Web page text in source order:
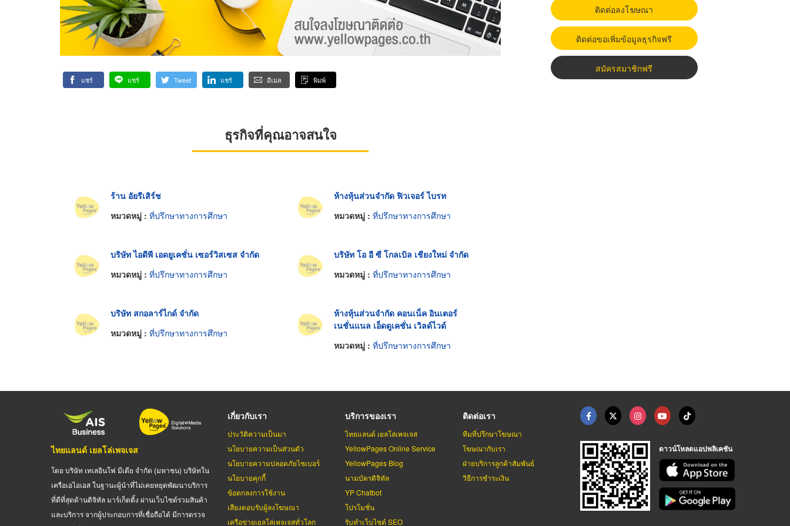
แชร์ แชร์ Tweet แชร์ อีเมล พิมพ์
ธุรกิจที่คุณอาจสนใจ
ร้าน อัยรีเสิร์ช
หมวดหมู่ : ที่ปรึกษาทางการศึกษา
ห้างหุ้นส่วนจำกัด ฟิวเจอร์ ไบรท
หมวดหมู่ : ที่ปรึกษาทางการศึกษา
บริษัท ไอดีพี เอดยูเคชั่น เซอร์วิสเซส จำกัด
หมวดหมู่ : ที่ปรึกษาทางการศึกษา
บริษัท โอ อี ซี โกลเบิล เชียงใหม่ จำกัด
หมวดหมู่ : ที่ปรึกษาทางการศึกษา
บริษัท สกอลาร์ไกด์ จำกัด
หมวดหมู่ : ที่ปรึกษาทางการศึกษา
ห้างหุ้นส่วนจำกัด คอนเน็ค อินเตอร์
เนชั่นแนล เอ็ดดูเคชั่น เวิลด์ไวด์
หมวดหมู่ : ที่ปรึกษาทางการศึกษา
ติดต่อลงโฆษณา
ติดต่อขอเพิ่มข้อมูลธุรกิจฟรี
สมัครสมาชิกฟรี
ไทยแลนด์ เยลโล่เพจเจส
โดย บริษัท เทเลอินโฟ มีเดีย จำกัด (มหาชน) บริษัทใน
เครือเอไอเอส ในฐานะผู้นำที่ไม่เคยหยุดพัฒนาบริการ
ที่ดีที่สุดด้านดิจิทัล มาร์เก็ตติ้ง ผ่านเว็บไซต์รวมสินค้า
และบริการ จากผู้ประกอบการที่เชื่อถือได้ มีการตรวจ
เกี่ยวกับเรา
ประวัติความเป็นมา
นโยบายความเป็นส่วนตัว
นโยบายความปลอดภัยไซเบอร์
นโยบายคุกกี้
ข้อตกลงการใช้งาน
เสียงตอบรับผู้ลงโฆษณา
เครือข่ายเยลโล่เพจเจสทั่วโลก
บริการของเรา
ไทยแลนด์ เยลโล่เพจเจส
YellowPages Online Service
YellowPages Blog
นามบัตรดิจิทัล
YP Chatbot
โปรโมชั่น
รับทำเว็บไซต์ SEO
ติดต่อเรา
ทีมที่ปรึกษาโฆษณา
โฆษณากับเรา
ฝ่ายบริการลูกค้าสัมพันธ์
วิธีการชำระเงิน
ดาวน์โหลดแอปพลิเคชัน